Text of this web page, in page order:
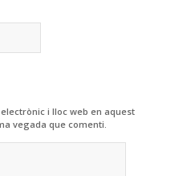
i lloc web en aquest
vegada que comenti.